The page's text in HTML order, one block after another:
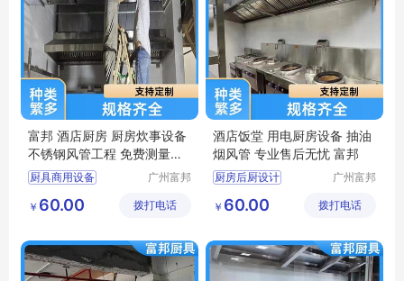
富邦 酒店厨房 厨房炊事设备
不锈钢风管工程 免费测量安
装
厨具商用设备
学校厨房工程
厨具安装服务
广州富邦
工程有限
￥ 60.00 拨打电话
酒店饭堂 用电厨房设备 抽油
烟风管 专业售后无忧 富邦
厨房后厨设计
厨房炊事设备
厨房整体解决方案
广州富邦
工程有限
￥ 60.00 拨打电话